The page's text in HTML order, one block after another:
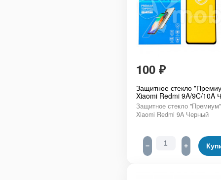
100 ₽
Защитное стекло
Xiaomi Redmi 9A/9C/10A
Защитное стекло
Xiaomi Redmi 9A Черный
− +